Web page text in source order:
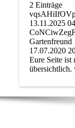
2 Einträge
13.11.2025
Gartenfreund
17.07.2020
Eure Seite ist
übersichtlich.